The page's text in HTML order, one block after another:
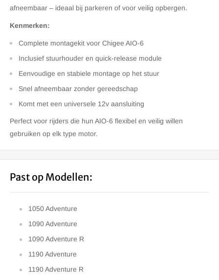
afneembaar – ideaal bij parkeren of voor veilig opbergen.
Kenmerken:
Complete montagekit voor Chigee AIO-6
Inclusief stuurhouder en quick-release module
Eenvoudige en stabiele montage op het stuur
Snel afneembaar zonder gereedschap
Komt met een universele 12v aansluiting
Perfect voor rijders die hun AIO-6 flexibel en veilig willen
gebruiken op elk type motor.
Past op Modellen:
1050 Adventure
1090 Adventure
1090 Adventure R
1190 Adventure
1190 Adventure R